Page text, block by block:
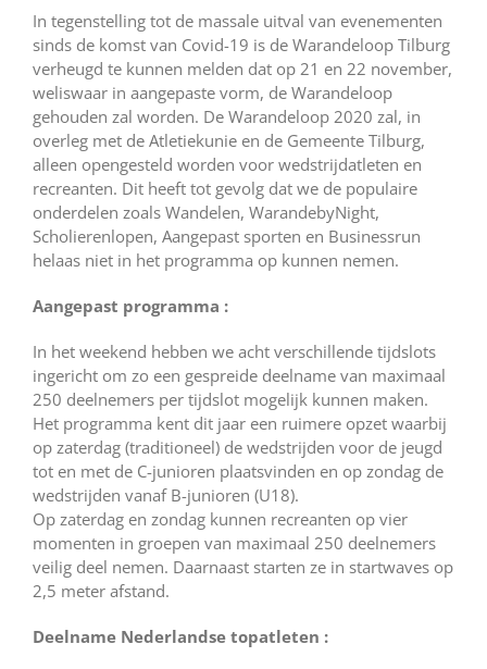
In tegenstelling tot de massale uitval van evenementen
sinds de komst van Covid-19 is de Warandeloop Tilburg
verheugd te kunnen melden dat op 21 en 22 november,
weliswaar in aangepaste vorm, de Warandeloop
gehouden zal worden. De Warandeloop 2020 zal, in
overleg met de Atletiekunie en de Gemeente Tilburg,
alleen opengesteld worden voor wedstrijdatleten en
recreanten. Dit heeft tot gevolg dat we de populaire
onderdelen zoals Wandelen, WarandebyNight,
Scholierenlopen, Aangepast sporten en Businessrun
helaas niet in het programma op kunnen nemen.
Aangepast programma :
In het weekend hebben we acht verschillende tijdslots
ingericht om zo een gespreide deelname van maximaal
250 deelnemers per tijdslot mogelijk kunnen maken.
Het programma kent dit jaar een ruimere opzet waarbij
op zaterdag (traditioneel) de wedstrijden voor de jeugd
tot en met de C-junioren plaatsvinden en op zondag de
wedstrijden vanaf B-junioren (U18).
Op zaterdag en zondag kunnen recreanten op vier
momenten in groepen van maximaal 250 deelnemers
veilig deel nemen. Daarnaast starten ze in startwaves op
2,5 meter afstand.
Deelname Nederlandse topatleten :